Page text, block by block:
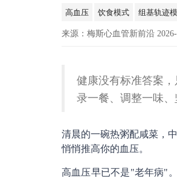
高血压 饮食模式 组基轨迹
来源：梅斯心血管新前沿
健康没有标准答案
录一餐、调整一味、
清晨的一碗热粥配咸菜，
悄悄推高你的血压。
高血压早已不是"老年病"